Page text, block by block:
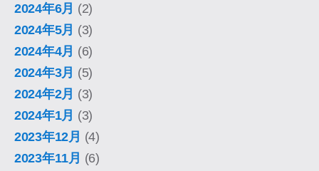
2024年6月 (2)
2024年5月 (3)
2024年4月 (6)
2024年3月 (5)
2024年2月 (3)
2024年1月 (3)
2023年12月 (4)
2023年11月 (6)